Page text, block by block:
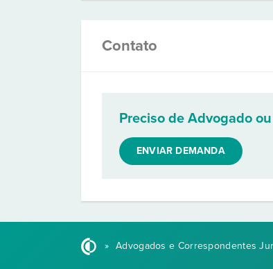
Contato
Preciso de Advogado
ENVIAR DEMANDA
» Advogados e Correspondentes